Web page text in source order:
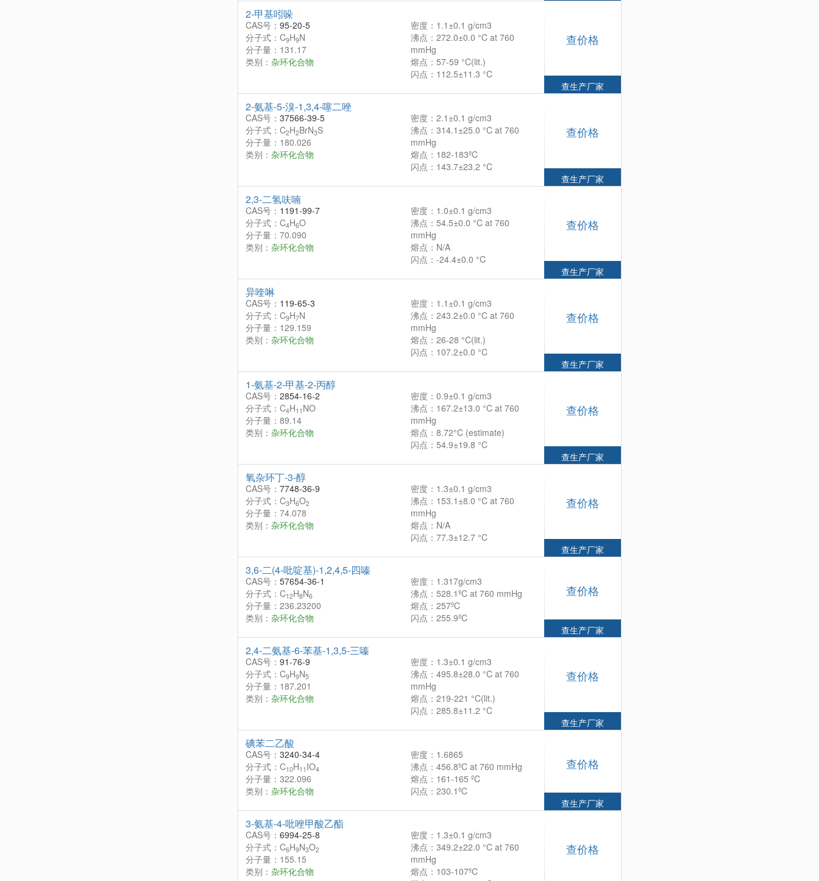
2-甲基吲哚
CAS号： 95-20-5
分子式：C9H9N
分子量：131.17
类别： 杂环化合物
密度：1.1±0.1 g/cm3
沸点：272.0±0.0 °C at 760
mmHg
熔点：57-59 °C(lit.)
闪点：112.5±11.3 °C
查价格
查生产厂家
2-氨基-5-溴-1,3,4-噻二唑
CAS号： 37566-39-5
分子式：C2H2BrN3S
分子量：180.026
类别： 杂环化合物
密度：2.1±0.1 g/cm3
沸点：314.1±25.0 °C at 760
mmHg
熔点：182-183ºC
闪点：143.7±23.2 °C
查价格
查生产厂家
2,3-二氢呋喃
CAS号： 1191-99-7
分子式：C4H6O
分子量：70.090
类别： 杂环化合物
密度：1.0±0.1 g/cm3
沸点：54.5±0.0 °C at 760
mmHg
熔点：N/A
闪点：-24.4±0.0 °C
查价格
查生产厂家
异喹啉
CAS号： 119-65-3
分子式：C9H7N
分子量：129.159
类别： 杂环化合物
密度：1.1±0.1 g/cm3
沸点：243.2±0.0 °C at 760
mmHg
熔点：26-28 °C(lit.)
闪点：107.2±0.0 °C
查价格
查生产厂家
1-氨基-2-甲基-2-丙醇
CAS号： 2854-16-2
分子式：C4H11 NO
分子量：89.14
类别： 杂环化合物
密度：0.9±0.1 g/cm3
沸点：167.2±13.0 °C at 760
mmHg
熔点：8.72°C (estimate)
闪点：54.9±19.8 °C
查价格
查生产厂家
氧杂环丁-3-醇
CAS号： 7748-36-9
分子式：C3H6O2
分子量：74.078
类别： 杂环化合物
密度：1.3±0.1 g/cm3
沸点：153.1±8.0 °C at 760
mmHg
熔点：N/A
闪点：77.3±12.7 °C
查价格
查生产厂家
3,6-二(4-吡啶基)-1,2,4,5-四嗪
CAS号： 57654-36-1
分子式：C12H8N6
分子量：236.23200
类别： 杂环化合物
密度：1.317g/cm3
沸点：528.1ºC at 760 mmHg
熔点：257ºC
闪点：255.9ºC
查价格
查生产厂家
2,4-二氨基-6-苯基-1,3,5-三嗪
CAS号： 91-76-9
分子式：C9H9N5
分子量：187.201
类别： 杂环化合物
密度：1.3±0.1 g/cm3
沸点：495.8±28.0 °C at 760
mmHg
熔点：219-221 °C(lit.)
闪点：285.8±11.2 °C
查价格
查生产厂家
碘苯二乙酸
CAS号： 3240-34-4
分子式：C10H11 IO4
分子量：322.096
类别： 杂环化合物
密度：1.6865
沸点：456.8ºC at 760 mmHg
熔点：161-165 ºC
闪点：230.1ºC
查价格
查生产厂家
3-氨基-4-吡唑甲酸乙酯
CAS号： 6994-25-8
分子式：C6H9N3O2
分子量：155.15
类别： 杂环化合物
密度：1.3±0.1 g/cm3
沸点：349.2±22.0 °C at 760
mmHg
熔点：103-107ºC
查价格